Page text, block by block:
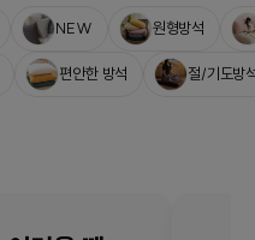
NEW 원형방석
편안한 방석 절/기도방